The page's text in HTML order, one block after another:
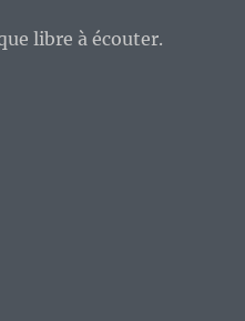
libre à écouter.